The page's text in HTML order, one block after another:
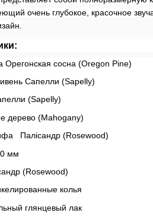
очень глубокое, красочное
Орегонская сосна (Oregon Pine)
Сапелли (Sapelly)
(Sapelly)
дерево (Mahogany)
Палісандр (Rosewood)
мм
(Rosewood)
колья
глянцевый лак